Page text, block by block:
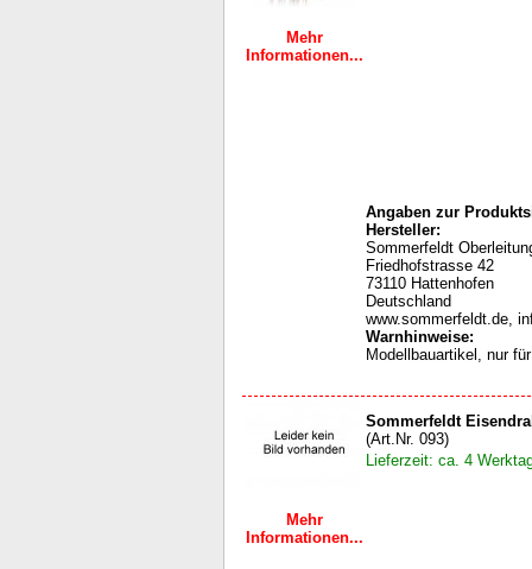
Mehr
Informationen...
Angaben zur
Hersteller:
Sommerfeldt
Friedhofstrasse 42
73110 Hattenhofen
Deutschland
www.sommerfeldt.de,
Warnhinweise:
Modellbauartikel, nur
Mehr
Informationen...
Sommerfeldt
(Art.Nr. 093)
Lieferzeit: ca. 4